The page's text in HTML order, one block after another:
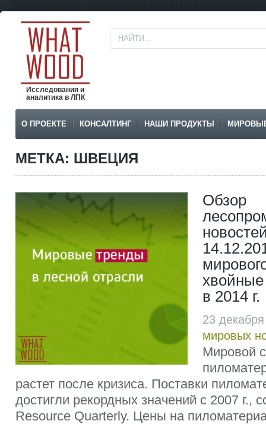
Исследования и
аналитика в ЛПК
О ПРОЕКТЕ КОНСАЛТИНГ НАШИ ПРОДУКТЫ
МЕТКА: ШВЕЦИЯ
Обзор
в 2014 г.
23
мировых
Мировой
растет после кризиса. Поставки
достигли рекордных значений с 2007 г.,
Resource Quarterly. Цены на